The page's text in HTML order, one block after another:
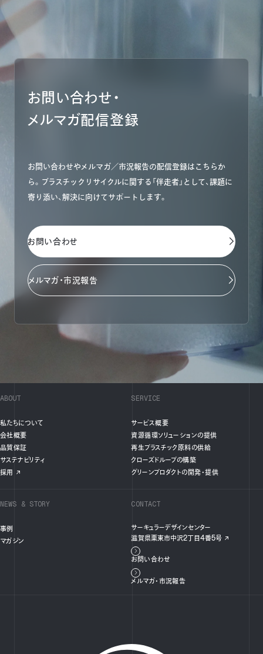
お問い合わせ・
メルマガ配信登録
お問い合わせやメルマガ／市況報告の配信登録はこちらか
ら。ブラスチックリサイクルに関する「伴走者」として、課題に
寄り添い、解決に向けてサポートします。
お問い合わせ
メルマガ・市況報告
ABOUT
私たちについて
会社概要
品質保証
サステナビリティ
採用
SERVICE
サービス概要
資源循環ソリューションの提供
再生プラスチック原料の供給
クローズドループの構築
グリーンプロダクトの開発・提供
NEWS & STORY
事例
マガジン
CONTACT
サーキュラーデザインセンター
滋賀県栗東市中沢2丁目4番5号
お問い合わせ
メルマガ・市況報告